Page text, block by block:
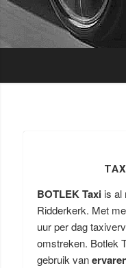
BOTLEK Taxi is al
Ridderkerk. Met
uur per dag
omstreken. Botlek
gebruik van